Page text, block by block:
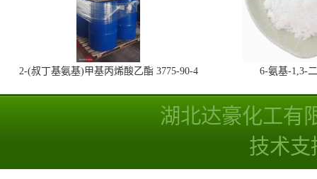
2-(叔丁基氨基)甲基丙烯酸乙酯 3775-90-4 6-氨基-1,3-
湖北达豪化工有
技术